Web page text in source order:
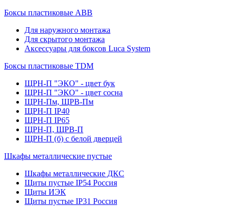
Боксы пластиковые ABB
Для наружного монтажа
Для скрытого монтажа
Аксессуары для боксов Luca System
Боксы пластиковые TDM
ЩРН-П "ЭКО" - цвет бук
ЩРН-П "ЭКО" - цвет сосна
ЩРН-Пм, ЩРВ-Пм
ЩРН-П IP40
ЩРН-П IP65
ЩРН-П, ЩРВ-П
ЩРН-П (б) с белой дверцей
Шкафы металлические пустые
Шкафы металлические ДКС
Щиты пустые IP54 Россия
Щиты ИЭК
Щиты пустые IP31 Россия